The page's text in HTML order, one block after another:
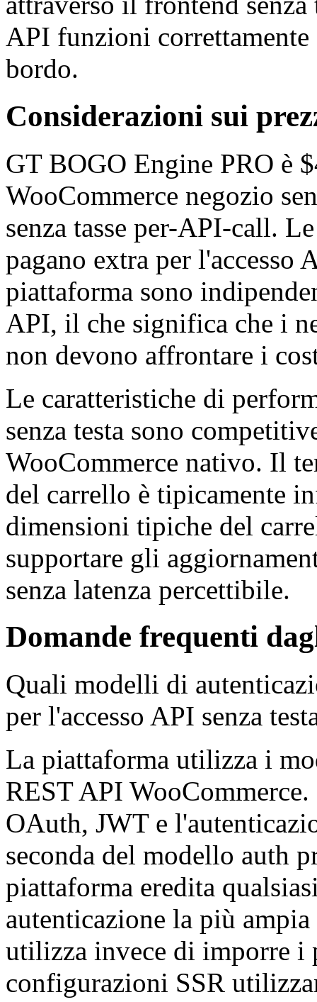
API funzioni
bordo.
Considerazioni sui
GT BOGO Engine PRO è
WooCommerce negozio
senza tasse per-API-call.
pagano extra per
piattaforma sono
API, il che significa che i
non devono affrontare i
Le caratteristiche di
senza testa sono
WooCommerce nativo. Il
del carrello è tipicamente
dimensioni tipiche del
supportare gli
senza latenza percettibile.
Domande frequenti
Quali modelli di
per l'accesso API senza
La piattaforma utilizza i
REST API
OAuth, JWT e
seconda del modello auth
piattaforma eredita
autenticazione la più
utilizza invece di imporre i
configurazioni SSR